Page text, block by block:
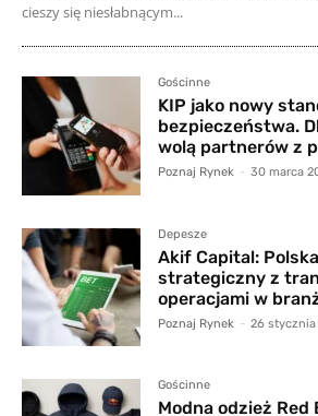
cieszy się niesłabnącym...
Gościnne
KIP jako nowy
bezpieczeństwa.
wolą partnerów z
Poznaj Rynek - 30 marca
Depesze
Akif Capital:
strategiczny z
operacjami w
Poznaj Rynek - 26 stycznia
Gościnne
Modna odzież